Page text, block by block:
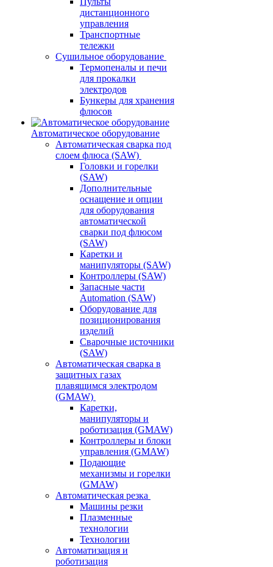
дистанционного
управления
Транспортные
тележки
Сушильное оборудование
Термопеналы и печи
для прокалки
электродов
Бункеры для хранения
флюсов
Автоматическое оборудование
Автоматическая сварка под
слоем флюса (SAW)
Головки и горелки
(SAW)
Дополнительные
оснащение и опции
для оборудования
автоматической
сварки под флюсом
(SAW)
Каретки и
манипуляторы (SAW)
Контроллеры (SAW)
Запасные части
Automation (SAW)
Оборудование для
позиционирования
изделий
Сварочные источники
(SAW)
Автоматическая сварка в
защитных газах
плавящимся электродом
(GMAW)
Каретки,
манипуляторы и
роботизация (GMAW)
Контроллеры и блоки
управления (GMAW)
Подающие
механизмы и горелки
(GMAW)
Автоматическая резка
Машины резки
Плазменные
технологии
Технологии
Автоматизация и
роботизация